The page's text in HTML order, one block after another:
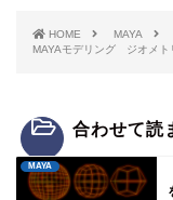
HOME MAYA
MAYAモデリング ジオメト
合わせて読
MAYA